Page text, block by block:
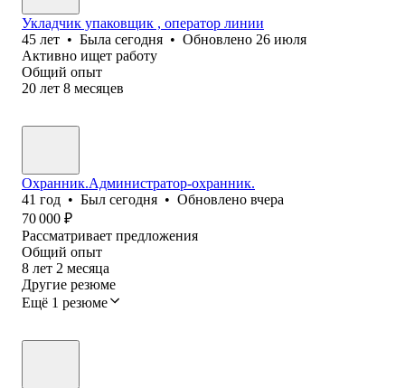
Укладчик упаковщик , оператор линии
45 лет • Была сегодня • Обновлено 26 июля
Активно ищет работу
Общий опыт
20 лет 8 месяцев
Охранник.Администратор-охранник.
41 год • Был сегодня • Обновлено вчера
70 000 ₽
Рассматривает предложения
Общий опыт
8 лет 2 месяца
Другие резюме
Ещё 1 резюме